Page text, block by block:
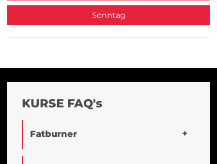
Sonntag
KURSE FAQ's
Fatburner